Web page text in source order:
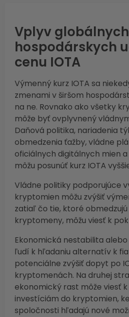
Vplyv globálnych
hospodárskych
cenu IOTA
Výmenný kurz IOTA sa
zmenami v širšom
na ne. Rovnako ako všetky
môže byť ovplyvnený
Daňová politika, nariadenia
obmedzenia ťažby, vládne
oficiálnych digitálnych mien
môžu posunúť kurz IOTA
Vládne politiky podporujúce
kryptomien môžu zvýšiť
zatiaľ čo tie, ktoré obmedzujú
kryptomeny, môžu viesť k
Ekonomická nestabilita
ľudí k hľadaniu alternatív k
potenciálne zvýšiť dopyt po
kryptomenách. Na druhej
ekonomický rast môže viesť
investíciám do kryptomien,
spoločnosti hľadajú nové